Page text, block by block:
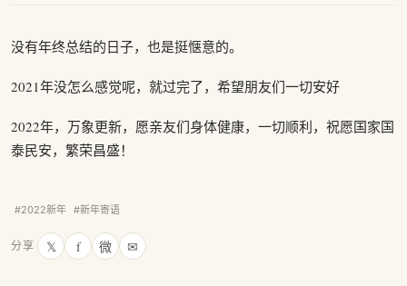
没有年终总结的日子，也是挺惬意的。
2021年没怎么感觉呢，就过完了，希望朋友们一切安好
2022年，万象更新，愿亲友们身体健康，一切顺利，祝愿国家国
泰民安，繁荣昌盛！
#2022新年 #新年寄语
分享 𝕏 f 微 ✉